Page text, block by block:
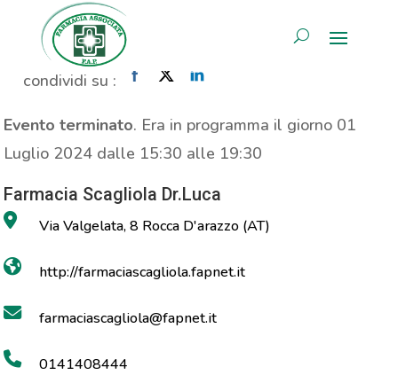
AREA RISERVATA
Propaganda Zetavit
Home» Evento» Propaganda Zetavit
condividi su :
Evento terminato. Era in programma il giorno 01
Luglio 2024 dalle 15:30 alle 19:30
Farmacia Scagliola Dr.Luca
Via Valgelata, 8 Rocca D'arazzo (AT)
http://farmaciascagliola.fapnet.it
farmaciascagliola@fapnet.it
0141408444